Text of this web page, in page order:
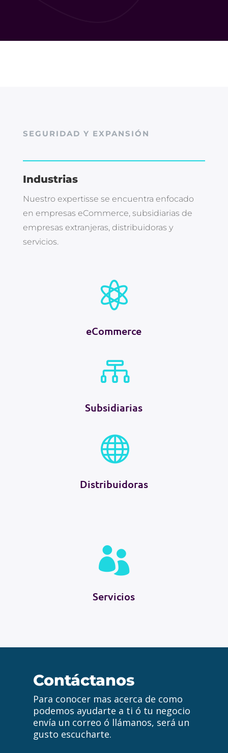
SEGURIDAD Y EXPANSIÓN
Industrias
Nuestro expertisse se encuentra enfocado
en empresas eCommerce, subsidiarias de
empresas extranjeras, distribuidoras y
servicios.

eCommerce

Subsidiarias

Distribuidoras

Servicios
Contáctanos
Para conocer mas acerca de como
podemos ayudarte a ti ó tu negocio
envía un correo ó llámanos, será un
gusto escucharte.